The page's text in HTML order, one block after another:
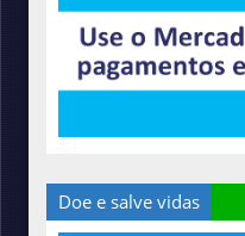
Doe e salve vidas